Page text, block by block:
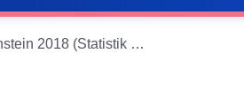
Avslutande av räkenskaperna St. Thomas am Blasenstein 2018 (Statistik Österrike)